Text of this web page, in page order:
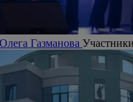
Газманова